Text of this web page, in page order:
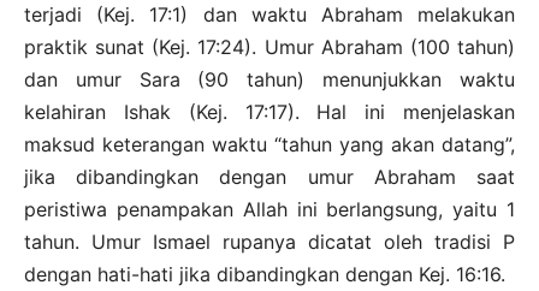
terjadi (Kej. 17:1) dan waktu Abraham melakukan
praktik sunat (Kej. 17:24). Umur Abraham (100 tahun)
dan umur Sara (90 tahun) menunjukkan waktu
kelahiran Ishak (Kej. 17:17). Hal ini menjelaskan
maksud keterangan waktu “tahun yang akan datang”,
jika dibandingkan dengan umur Abraham saat
peristiwa penampakan Allah ini berlangsung, yaitu 1
tahun. Umur Ismael rupanya dicatat oleh tradisi P
dengan hati-hati jika dibandingkan dengan Kej. 16:16.